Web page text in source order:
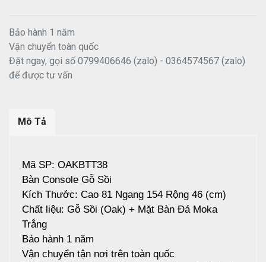
Bảo hành 1 năm
Vận chuyển toàn quốc
Đặt ngay, gọi số 0799406646 (zalo) - 0364574567 (zalo)
để được tư vấn
Mô Tả
Mã SP: OAKBTT38
Bàn Console Gỗ Sồi
Kích Thước: Cao 81 Ngang 154 Rộng 46 (cm)
Chất liệu: Gỗ Sồi (Oak) + Mặt Bàn Đá Moka
Trắng
Bảo hành 1 năm
Vận chuyển tận nơi trên toàn quốc